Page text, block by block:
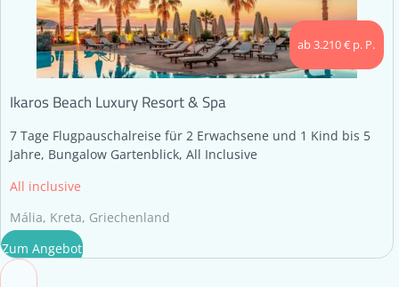
ab 3.210 € p. P.
Ikaros Beach Luxury Resort & Spa
7 Tage Flugpauschalreise für 2 Erwachsene und 1 Kind bis 5
Jahre, Bungalow Gartenblick, All Inclusive
All inclusive
Mália, Kreta, Griechenland
Zum Angebot